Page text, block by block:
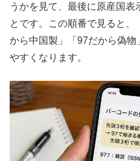
うかを見て、最後に原産国表
とです。この順番で見ると
から中国製」「97だから偽
やすくなります。